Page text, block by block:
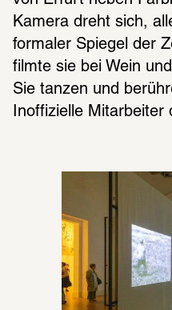
Kamera dreht sich,
formaler Spiegel der
filmte sie bei Wein
Sie tanzen und
Inoffizielle Mitarbeiter